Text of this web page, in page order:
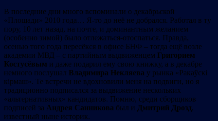
В последние дни много вспоминали о декабрьской
«Площади» 2010 года… Я-то до неё не добрался. Работал в ту
пору, 10 лет назад, на почте, и доминантным желанием
(особенно зимой) было отлежаться-отоспаться. Правда,
осенью того года пересёкся в офисе БНФ – тогда ещё возле
академии МВД – с партийным выдвиженцем Григорием
Костусёвым и даже подарил ему свою книжку, а в декабре
немного послушал Владимира Некляева у рынка «Ракаўскі
кірмаш». Те встречи не вдохновили меня на подвиги, но я
традиционно подписался за выдвижение нескольких
«альтернативных» кандидатов. Помню, среди сборщиков
подписей за Андрея Санникова был и Дмитрий Дрозд,
известный ныне историк.